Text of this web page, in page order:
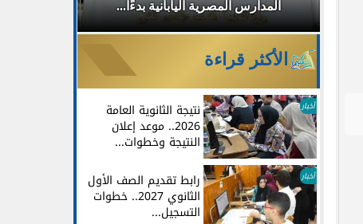
المدارس المصرية اليابانية بدءًا...
الأكثر قراءة
أخبار نتيجة الثانوية العامة
2026.. موعد إعلان
النتيجة وخطوات...
أخبار رابط تقديم الصف الأول
الثانوي 2027.. خطوات
التسجيل...